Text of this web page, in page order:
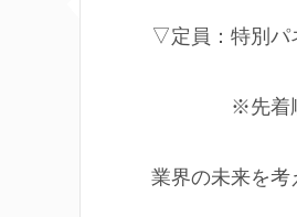
▽定員：特別パ
※先着順、定
業界の未来を考